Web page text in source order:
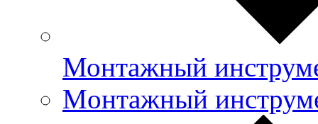
Монтажный
Mонтажный